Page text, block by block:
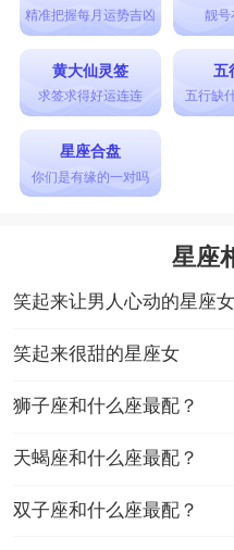
精准把握每月运势吉凶 靓
黄大仙灵签
求签求得好运连连
五
五行缺
星座合盘
你们是有缘的一对吗
星座
笑起来让男人心动的星座
笑起来很甜的星座女
狮子座和什么座最配？
天蝎座和什么座最配？
双子座和什么座最配？